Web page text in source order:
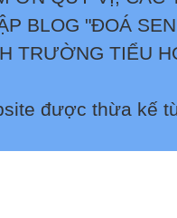
BLOG "ĐOÁ
TRƯỜNG TIỂU
được thừa kế